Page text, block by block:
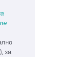
за